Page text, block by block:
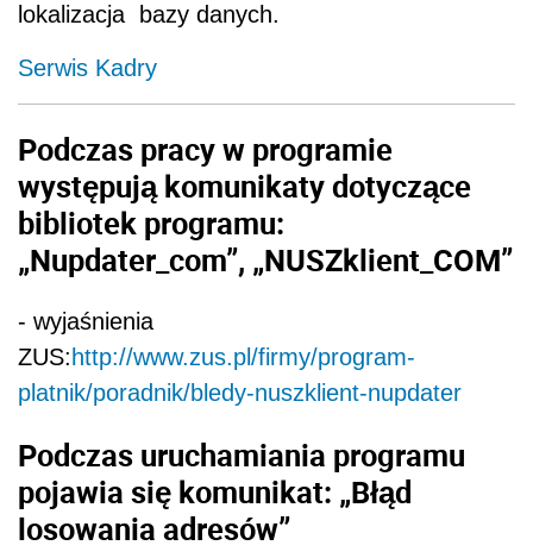
lokalizacja bazy danych.
Serwis Kadry
Podczas pracy w programie
występują komunikaty dotyczące
bibliotek programu:
„Nupdater_com”, „NUSZklient_COM”
- wyjaśnienia
ZUS: http://www.zus.pl/firmy/program-
platnik/poradnik/bledy-nuszklient-nupdater
Podczas uruchamiania programu
pojawia się komunikat: „Błąd
losowania adresów”